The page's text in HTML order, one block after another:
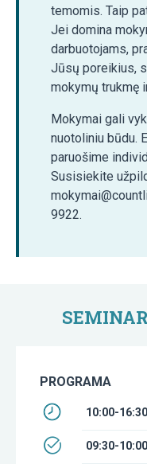
temomis. Taip
Jei domina
darbuotojams,
Jūsų poreikius,
mokymų trukmę
Mokymai gali
nuotoliniu būdu.
paruošime
Susisiekite
9922.
PROGRAMA
10:00-16:30
09:30-10:00